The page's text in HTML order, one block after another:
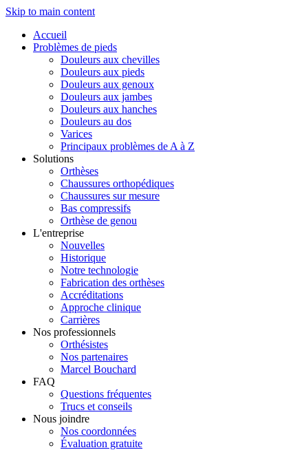
Skip to main content
Accueil
Problèmes de pieds
Douleurs aux chevilles
Douleurs aux pieds
Douleurs aux genoux
Douleurs aux jambes
Douleurs aux hanches
Douleurs au dos
Varices
Principaux problèmes de A à Z
Solutions
Orthèses
Chaussures orthopédiques
Chaussures sur mesure
Bas compressifs
Orthèse de genou
L'entreprise
Nouvelles
Historique
Notre technologie
Fabrication des orthèses
Accréditations
Approche clinique
Carrières
Nos professionnels
Orthésistes
Nos partenaires
Marcel Bouchard
FAQ
Questions fréquentes
Trucs et conseils
Nous joindre
Nos coordonnées
Évaluation gratuite